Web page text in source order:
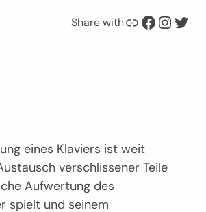
Share withLink Facebook Instagram Twitter
eines Klaviers ist weit
verschlissener Teile
Aufwertung des
spielt und seinem